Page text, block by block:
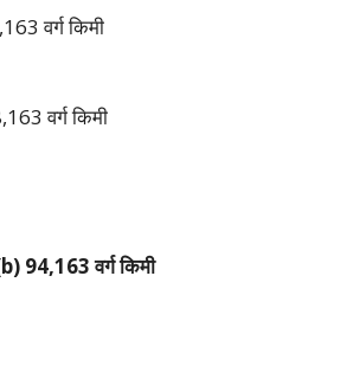
वर्ग किमी
वर्ग किमी
94,163 वर्ग किमी